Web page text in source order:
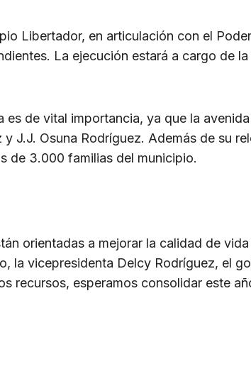
Libertador, en articulación con el
La ejecución estará a cargo de
de vital importancia, ya que la
J.J. Osuna Rodríguez. Además de su
de 3.000 familias del municipio.
orientadas a mejorar la calidad de
la vicepresidenta Delcy Rodríguez, el
recursos, esperamos consolidar este